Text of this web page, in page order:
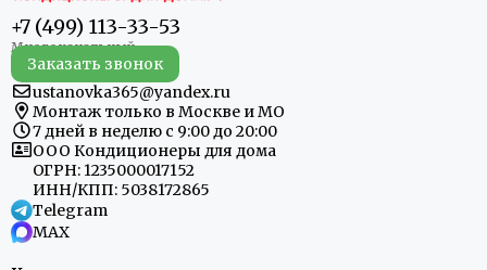
+7 (499) 113-33-53
Заказать звонок
ustanovka365@yandex.ru
Монтаж только в Москве и МО
7 дней в неделю с 9:00 до 20:00
ООО Кондиционеры для дома
ОГРН: 1235000017152
ИНН/КПП: 5038172865
Telegram
MAX